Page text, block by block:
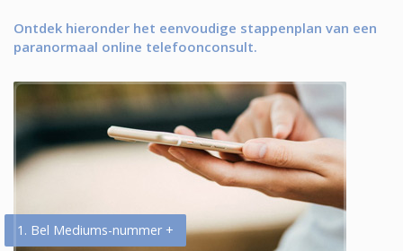
Ontdek hieronder het eenvoudige stappenplan van een
paranormaal online telefoonconsult.
1. Bel Mediums-nummer +